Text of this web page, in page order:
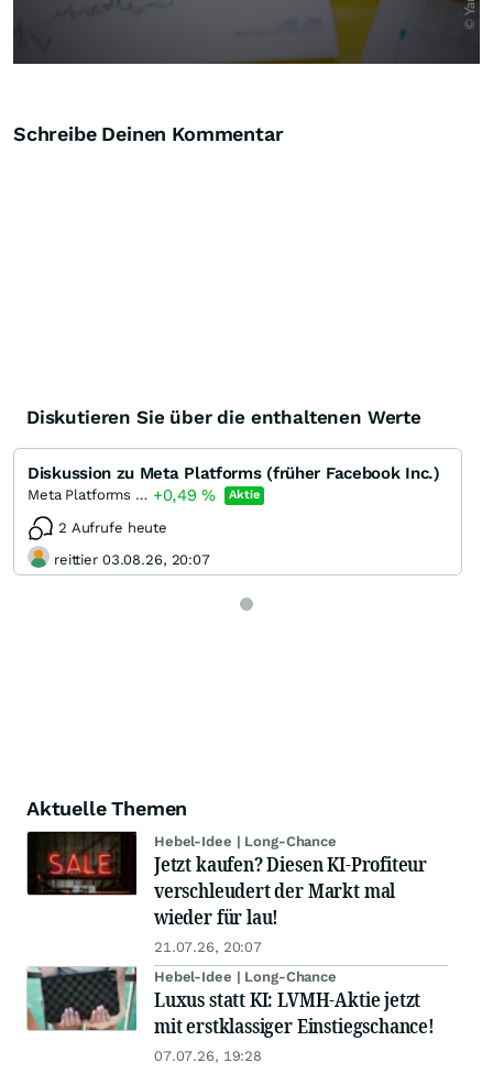
Schreibe Deinen Kommentar
Diskutieren Sie über die enthaltenen Werte
Diskussion zu Meta Platforms (früher Facebook Inc.)
Meta Platforms (A) +0,49% Aktie
2 Aufrufe heute
reittier 03.08.26, 20:07
Aktuelle Themen
Hebel-Idee | Long-Chance
Jetzt kaufen? Diesen KI-Profiteur
verschleudert der Markt mal
wieder für lau!
21.07.26, 20:07
Hebel-Idee | Long-Chance
Luxus statt KI: LVMH-Aktie jetzt
mit erstklassiger Einstiegschance!
07.07.26, 19:28